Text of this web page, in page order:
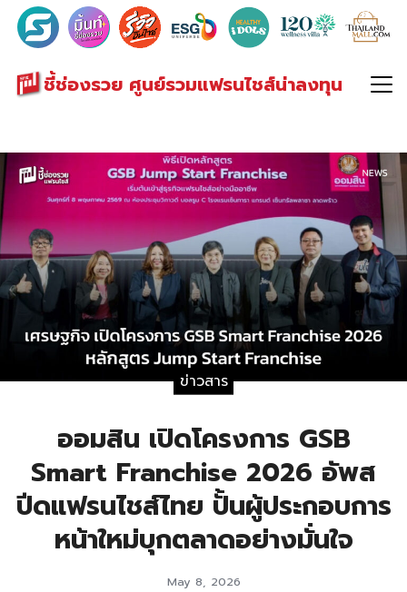
ชี้ช่องรวย ศูนย์รวมแฟรนไชส์น่าลงทุน
Search
for:
ข่าวสาร
ออมสิน เปิดโครงการ GSB
Smart Franchise 2026 อัพส
ปีดแฟรนไชส์ไทย ปั้นผู้ประกอบการ
หน้าใหม่บุกตลาดอย่างมั่นใจ
May 8, 2026